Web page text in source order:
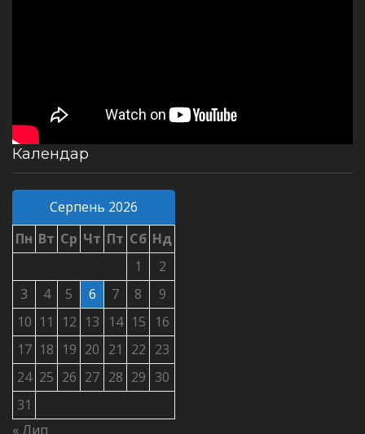
Календар
Серпень 2026
Пн Вт Ср Чт Пт Сб Нд
1
2
3
4 5 6 7 8
9
10 11 12 13 14 15
16
17 18 19 20 21 22 23
24 25 26 27 28 29 30
31
« Лип